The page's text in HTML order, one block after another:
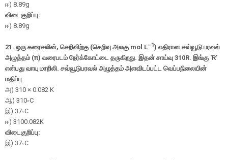
ஈ) 8.89g
விடைகுறிப்பு:
ஈ) 8.89g
21. ஒரு கரைசலின், செறிவிற்கு (செறிவு அலகு mol L–1) எதிரான சவ்வூடு பரவல்
அழுத்தம் (π) வரைபடம் நேர்க்கோட்டை தருகிறது. இதன் சாய்வு 310R. இங்கு 'R'
என்பது வாயு மாறிலி. சவ்வூடுபரவல் அழுத்தம் அளவிடப்பட்ட வெப்பநிலையின்
மதிப்பு
அ) 310 × 0.082 K
ஆ) 310∘C
இ) 37∘C
ஈ) 3100.082K
விடைகுறிப்பு:
இ) 37∘C